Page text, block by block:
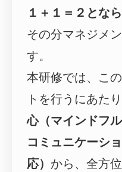
１＋１＝２とな
その分マネジメ
す。
本研修では、こ
トを行うにあたり
心（マインドフ
コミュニケーシ
応） から、全方